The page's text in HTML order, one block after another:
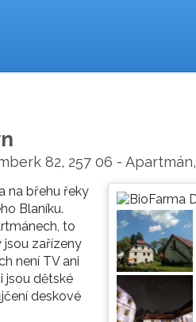
82, 257 06 - Apartmán,
na břehu řeky
Blaníku.
to
jsou zařízeny
není TV ani
jsou dětské
deskové